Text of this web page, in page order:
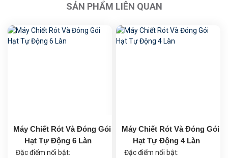
SẢN PHẨM LIÊN QUAN
Máy Chiết Rót Và Đóng Gói
Hạt Tự Động 6 Làn
Đặc điểm nổi bật:
Máy Chiết Rót Và Đóng Gói
Hạt Tự Động 4 Làn
Đặc điểm nổi bật: